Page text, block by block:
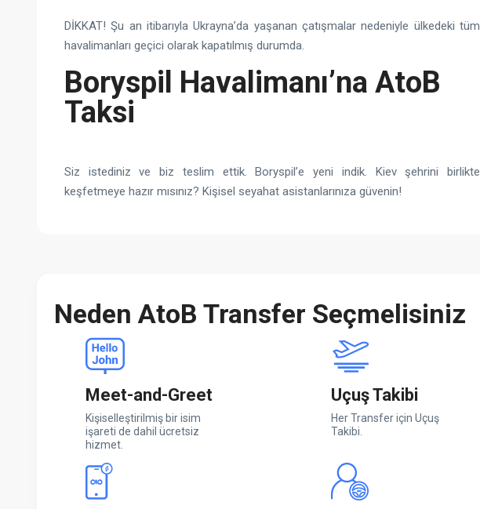
DİKKAT! Şu an itibarıyla Ukrayna’da yaşanan çatışmalar nedeniyle ülkedeki tüm
havalimanları geçici olarak kapatılmış durumda.
Boryspil Havalimanı’na AtoB
Taksi
Siz istediniz ve biz teslim ettik. Boryspil’e yeni indik. Kiev şehrini birlikte
keşfetmeye hazır mısınız? Kişisel seyahat asistanlarınıza güvenin!
Neden AtoB Transfer Seçmelisiniz
Meet-and-Greet
Kişiselleştirilmiş bir isim
işareti de dahil ücretsiz
hizmet.
Uçuş Takibi
Her Transfer için Uçuş
Takibi.